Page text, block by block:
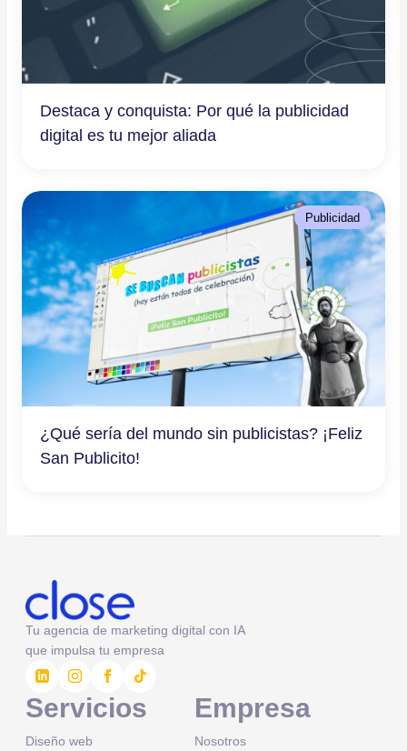
Destaca y conquista: Por qué la publicidad
digital es tu mejor aliada
Publicidad
¿Qué sería del mundo sin publicistas? ¡Feliz
San Publicito!
Tu agencia de marketing digital con IA
que impulsa tu empresa
Servicios
Diseño web
Empresa
Nosotros